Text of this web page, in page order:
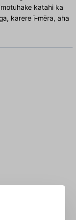
katahi ka
karere ī-mēra, aha
pouaka: